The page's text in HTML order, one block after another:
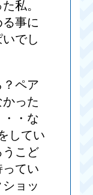
私。
事に
でし
ペア
った
・な
してい
うこど
てい
ョッ